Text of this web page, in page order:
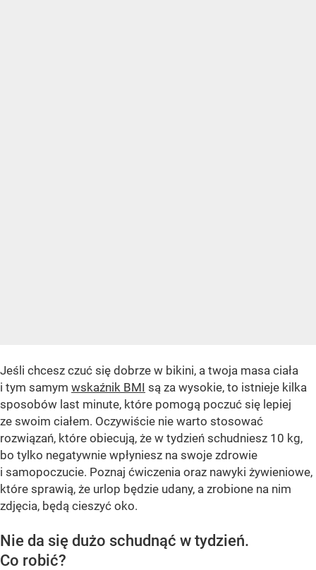
Jeśli chcesz czuć się dobrze w bikini, a twoja masa ciała
i tym samym wskaźnik BMI są za wysokie, to istnieje kilka
sposobów last minute, które pomogą poczuć się lepiej
ze swoim ciałem. Oczywiście nie warto stosować
rozwiązań, które obiecują, że w tydzień schudniesz 10 kg,
bo tylko negatywnie wpłyniesz na swoje zdrowie
i samopoczucie. Poznaj ćwiczenia oraz nawyki żywieniowe,
które sprawią, że urlop będzie udany, a zrobione na nim
zdjęcia, będą cieszyć oko.
Nie da się dużo schudnąć w tydzień.
Co robić?